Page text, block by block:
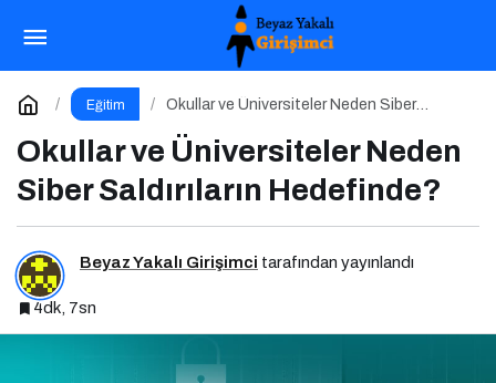
Eğitim
Okullar ve Üniversiteler Neden Siber
Okullar ve Üniversiteler Neden
Siber Saldırıların Hedefinde?
Beyaz Yakalı Girişimci tarafından yayınlandı
4dk, 7sn
Gazeteci İlknur Yılmaz, İstinye Üniversitesi’nde
Dijital Medya Okuryazarlığı Dersinin Konuğu Oldu
Yorum Yap